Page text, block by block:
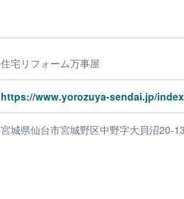
住宅リフォーム万事屋
https://www.yorozuya-sendai.jp/
宮城県仙台市宮城野区中野字大貝沼20-13